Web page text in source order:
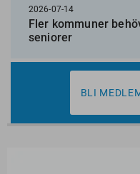
2026-07-14
Fler kommuner
seniorer
BLI